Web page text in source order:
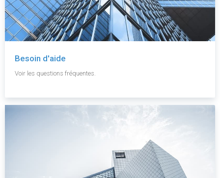
Besoin d'aide
Voir les questions fréquentes.